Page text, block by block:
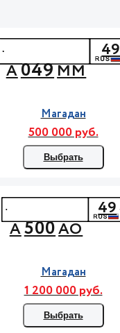
А049ММ
49
Магадан
500 000 руб.
Выбрать
А500АО
49
Магадан
1 200 000 руб.
Выбрать